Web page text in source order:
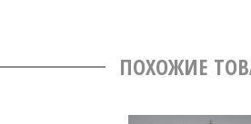
ПОХОЖИЕ